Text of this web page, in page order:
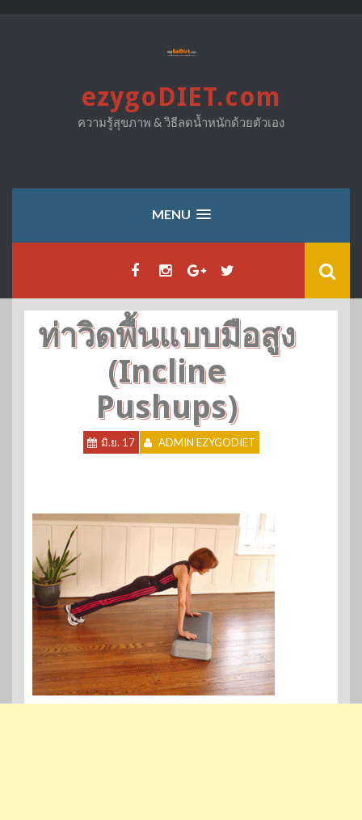
ezygoDIET.com
ความรู้สุขภาพ & วิธีลดน้ำหนักด้วยตัวเอง
MENU
ท่าวิดพื้นแบบมือสูง
(Incline
Pushups)
มิ.ย. 17 ADMIN EZYGODIET